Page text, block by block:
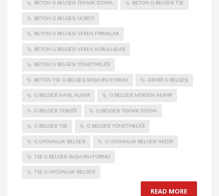
BETON G BELGESI TEKNIK DOSYA BETON G BELGESI TSE
BETON G BELGESI ÜCRETI
BETON G BELGESI VEREN FIRMALAR
BETON G BELGESI VEREN KURULUŞLAR
BETON G BELGESI YÖNETMELIĞI
BETON TSE G BELGESI BAŞVURU FORMU DEMIR G BELGESI
G BELGESI NASIL ALINIR G BELGESI NERDEN ALINIR
G BELGESI TEBLIĞI G BELGESI TEKNIK DOSYA
G BELGESI TSE G BELGESI YÖNETMELIĞI
G UYGUNLUK BELGESI G UYGUNLUK BELGESI NEDIR
TSE G BELGESI BAŞVURU FORMU
TSE G UYGUNLUK BELGESI
READ MORE